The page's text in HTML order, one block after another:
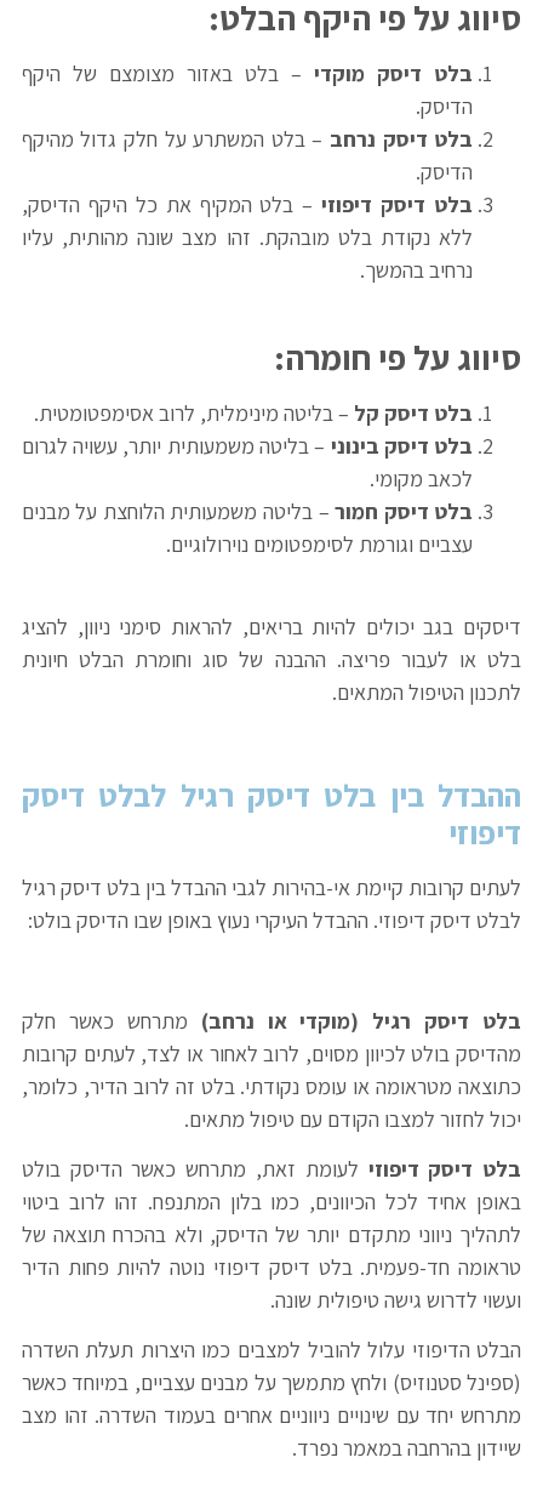
סיווג על פי היקף הבלט:
בלט דיסק מוקדי– בלט באזור מצומצם של היקף
הדיסק.
בלט דיסק נרחב – בלט המשתרע על חלק גדול מהיקף
הדיסק.
בלט דיסק דיפוזי– בלט המקיף את כל היקף הדיסק,
ללא נקודת בלט מובהקת. זהו מצב שונה מהותית, עליו
נרחיב בהמשך.
סיווג על פי חומרה:
בלט דיסק קל – בליטה מינימלית, לרוב אסימפטומטית.
בלט דיסק בינוני – בליטה משמעותית יותר, עשויה לגרום
לכאב מקומי.
בלט דיסק חמור– בליטה משמעותית הלוחצת על מבנים
עצביים וגורמת לסימפטומים נוירולוגיים.
דיסקים בגב יכולים להיות בריאים, להראות סימני ניוון, להציג
בלט או לעבור פריצה. ההבנה של סוג וחומרת הבלט חיונית
לתכנון הטיפול המתאים.
ההבדל בין בלט דיסק רגיל לבלט דיסק
דיפוזי
לעתים קרובות קיימת אי-בהירות לגבי ההבדל בין בלט דיסק רגיל
לבלט דיסק דיפוזי. ההבדל העיקרי נעוץ באופן שבו הדיסק בולט:
בלט דיסק רגיל (מוקדי או נרחב) מתרחש כאשר חלק
מהדיסק בולט לכיוון מסוים, לרוב לאחור או לצד, לעתים קרובות
כתוצאה מטראומה או עומס נקודתי. בלט זה לרוב הדיר, כלומר,
יכול לחזור למצבו הקודם עם טיפול מתאים.
בלט דיסק דיפוזי לעומת זאת, מתרחש כאשר הדיסק בולט
באופן אחיד לכל הכיוונים, כמו בלון המתנפח. זהו לרוב ביטוי
לתהליך ניווני מתקדם יותר של הדיסק, ולא בהכרח תוצאה של
טראומה חד-פעמית. בלט דיסק דיפוזי נוטה להיות פחות הדיר
ועשוי לדרוש גישה טיפולית שונה.
הבלט הדיפוזי עלול להוביל למצבים כמו היצרות תעלת השדרה
(ספינל סטנוזיס) ולחץ מתמשך על מבנים עצביים, במיוחד כאשר
מתרחש יחד עם שינויים ניווניים אחרים בעמוד השדרה. זהו מצב
שיידון בהרחבה במאמר נפרד.